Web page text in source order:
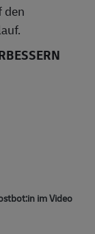
den
im Video